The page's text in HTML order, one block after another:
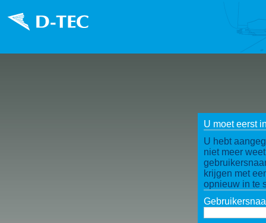
U moet eerst
U hebt
niet meer
krijgen met
opnieuw in te